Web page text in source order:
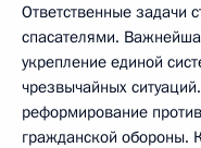
Ответственные задачи
спасателями.
укрепление единой
чрезвычайных
реформирование
гражданской обороны.